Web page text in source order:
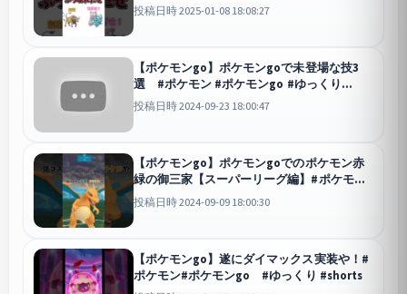
投稿日時 2025-01-08 18:08:27
【ポケモンgo】ポケモンgoで未登場な技3
選 #ポケモン #ポケモンgo #ゆっくり
#shorts
投稿日時 2024-09-23 18:00:47
【ポケモンgo】ポケモンgoでのポケモン赤
緑の御三家【スーパーリーグ編】#ポケモン
#ゆっくり #shorts #リザードン
投稿日時 2024-09-09 18:00:30
【ポケモンgo】遂にダイマックス実装や！#
ポケモン#ポケモンgo #ゆっくり #shorts